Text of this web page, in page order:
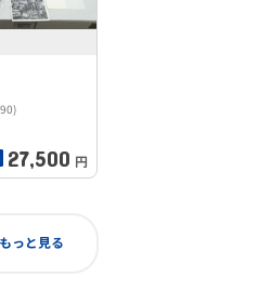
27,500 円
もっと見る